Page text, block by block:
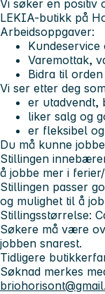
Vi søker en positiv
LEKIA-butikk på
Arbeidsoppgaver:
Kundeservice
Varemottak,
Bidra til
Vi ser etter deg
er utadvendt,
liker salg og
er fleksibel
Du må kunne
Stillingen
å jobbe mer i
Stillingen passer
og mulighet til å
Stillingsstørrelse:
Søkere må være
jobben snarest.
Tidligere
Søknad merkes